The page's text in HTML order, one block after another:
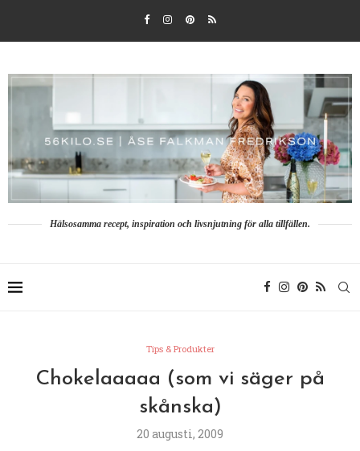
Hälsosamma recept, inspiration och livsnjutning för alla tillfällen.
Tips & Produkter
Chokelaaaaa (som vi säger på
skånska)
20 augusti, 2009